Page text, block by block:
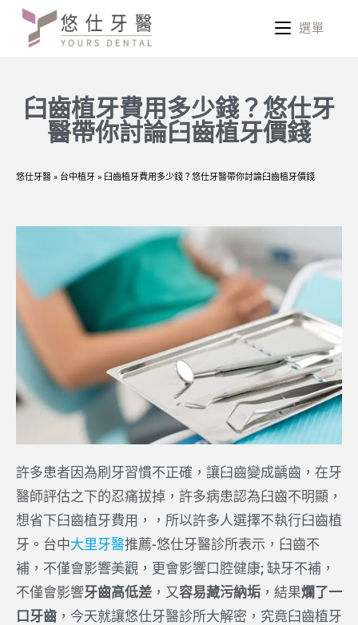
選單
臼齒植牙費用多少錢？悠仕牙
醫帶你討論臼齒植牙價錢
悠仕牙醫 » 台中植牙 » 臼齒植牙費用多少錢？悠仕牙醫帶你討論臼齒植牙價錢
許多患者因為刷牙習慣不正確，讓臼齒變成齲齒，在牙
醫師評估之下的忍痛拔掉，許多病患認為臼齒不明顯，
想省下臼齒植牙費用，，所以許多人選擇不執行臼齒植
牙。台中大里牙醫推薦-悠仕牙醫診所表示，臼齒不
補，不僅會影響美觀，更會影響口腔健康; 缺牙不補，
不僅會影響牙齒高低差 ，又容易藏污納垢 ，結果爛了一
口牙齒 ，今天就讓悠仕牙醫診所大解密，究竟臼齒植牙